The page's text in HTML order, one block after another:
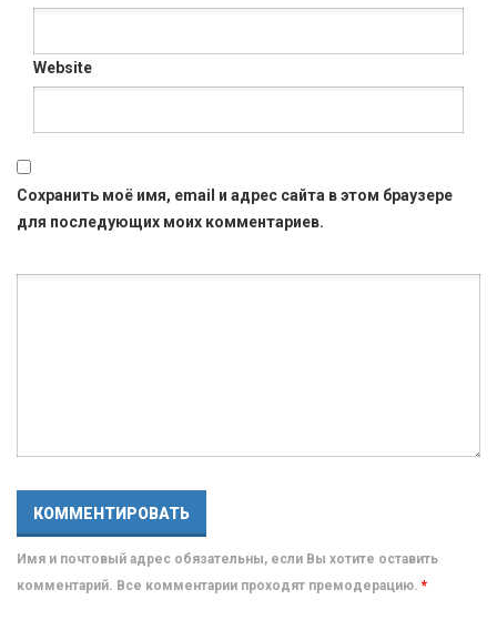
Website
Сохранить моё имя, email и адрес сайта в этом браузере
для последующих моих комментариев.
Имя и почтовый адрес обязательны, если Вы хотите оставить
комментарий. Все комментарии проходят премодерацию. *